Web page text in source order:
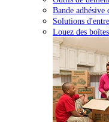
Bande adhésive
Solutions
Louez des